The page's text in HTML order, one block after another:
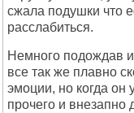
сжала подушки что
расслабиться.
Немного подождав
все так же плавно
эмоции, но когда
прочего и внезапно